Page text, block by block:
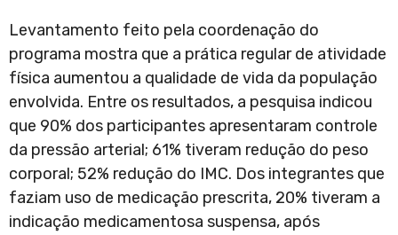
Levantamento feito pela coordenação do
programa mostra que a prática regular de atividade
física aumentou a qualidade de vida da população
envolvida. Entre os resultados, a pesquisa indicou
que 90% dos participantes apresentaram controle
da pressão arterial; 61% tiveram redução do peso
corporal; 52% redução do IMC. Dos integrantes que
faziam uso de medicação prescrita, 20% tiveram a
indicação medicamentosa suspensa, após